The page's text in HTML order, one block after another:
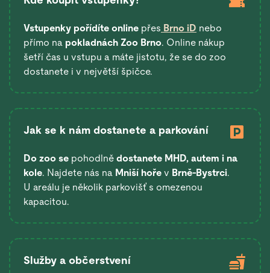
Vstupenky pořídíte online přes Brno iD nebo
přímo na pokladnách Zoo Brno. Online nákup
šetří čas u vstupu a máte jistotu, že se do zoo
dostanete i v největší špičce.
Jak se k nám dostanete a parkování
Do zoo se pohodlně dostanete MHD, autem i na
kole. Najdete nás na Mniší hoře v Brně-Bystrci.
U areálu je několik parkovišť s omezenou
kapacitou.
Služby a občerstvení